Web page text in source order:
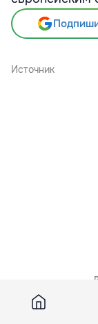
Источник